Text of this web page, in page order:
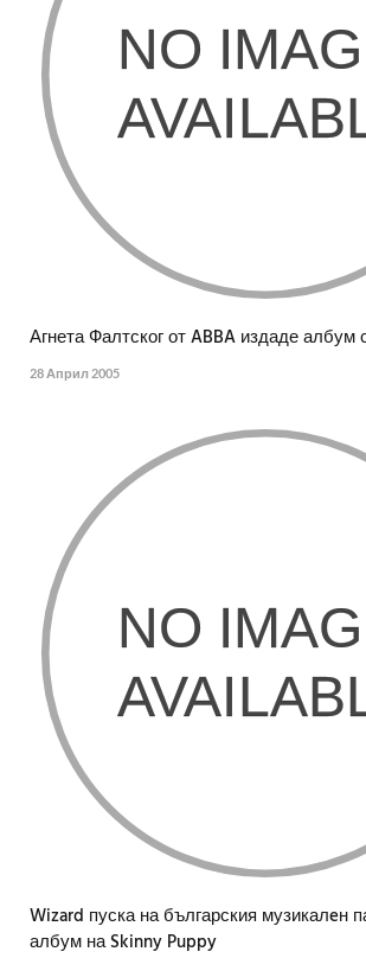
Агнета Фалтског от ABBA издаде албум
28 Април 2005
Wizard пуска на българския музикалeн
албум на Skinny Puppy